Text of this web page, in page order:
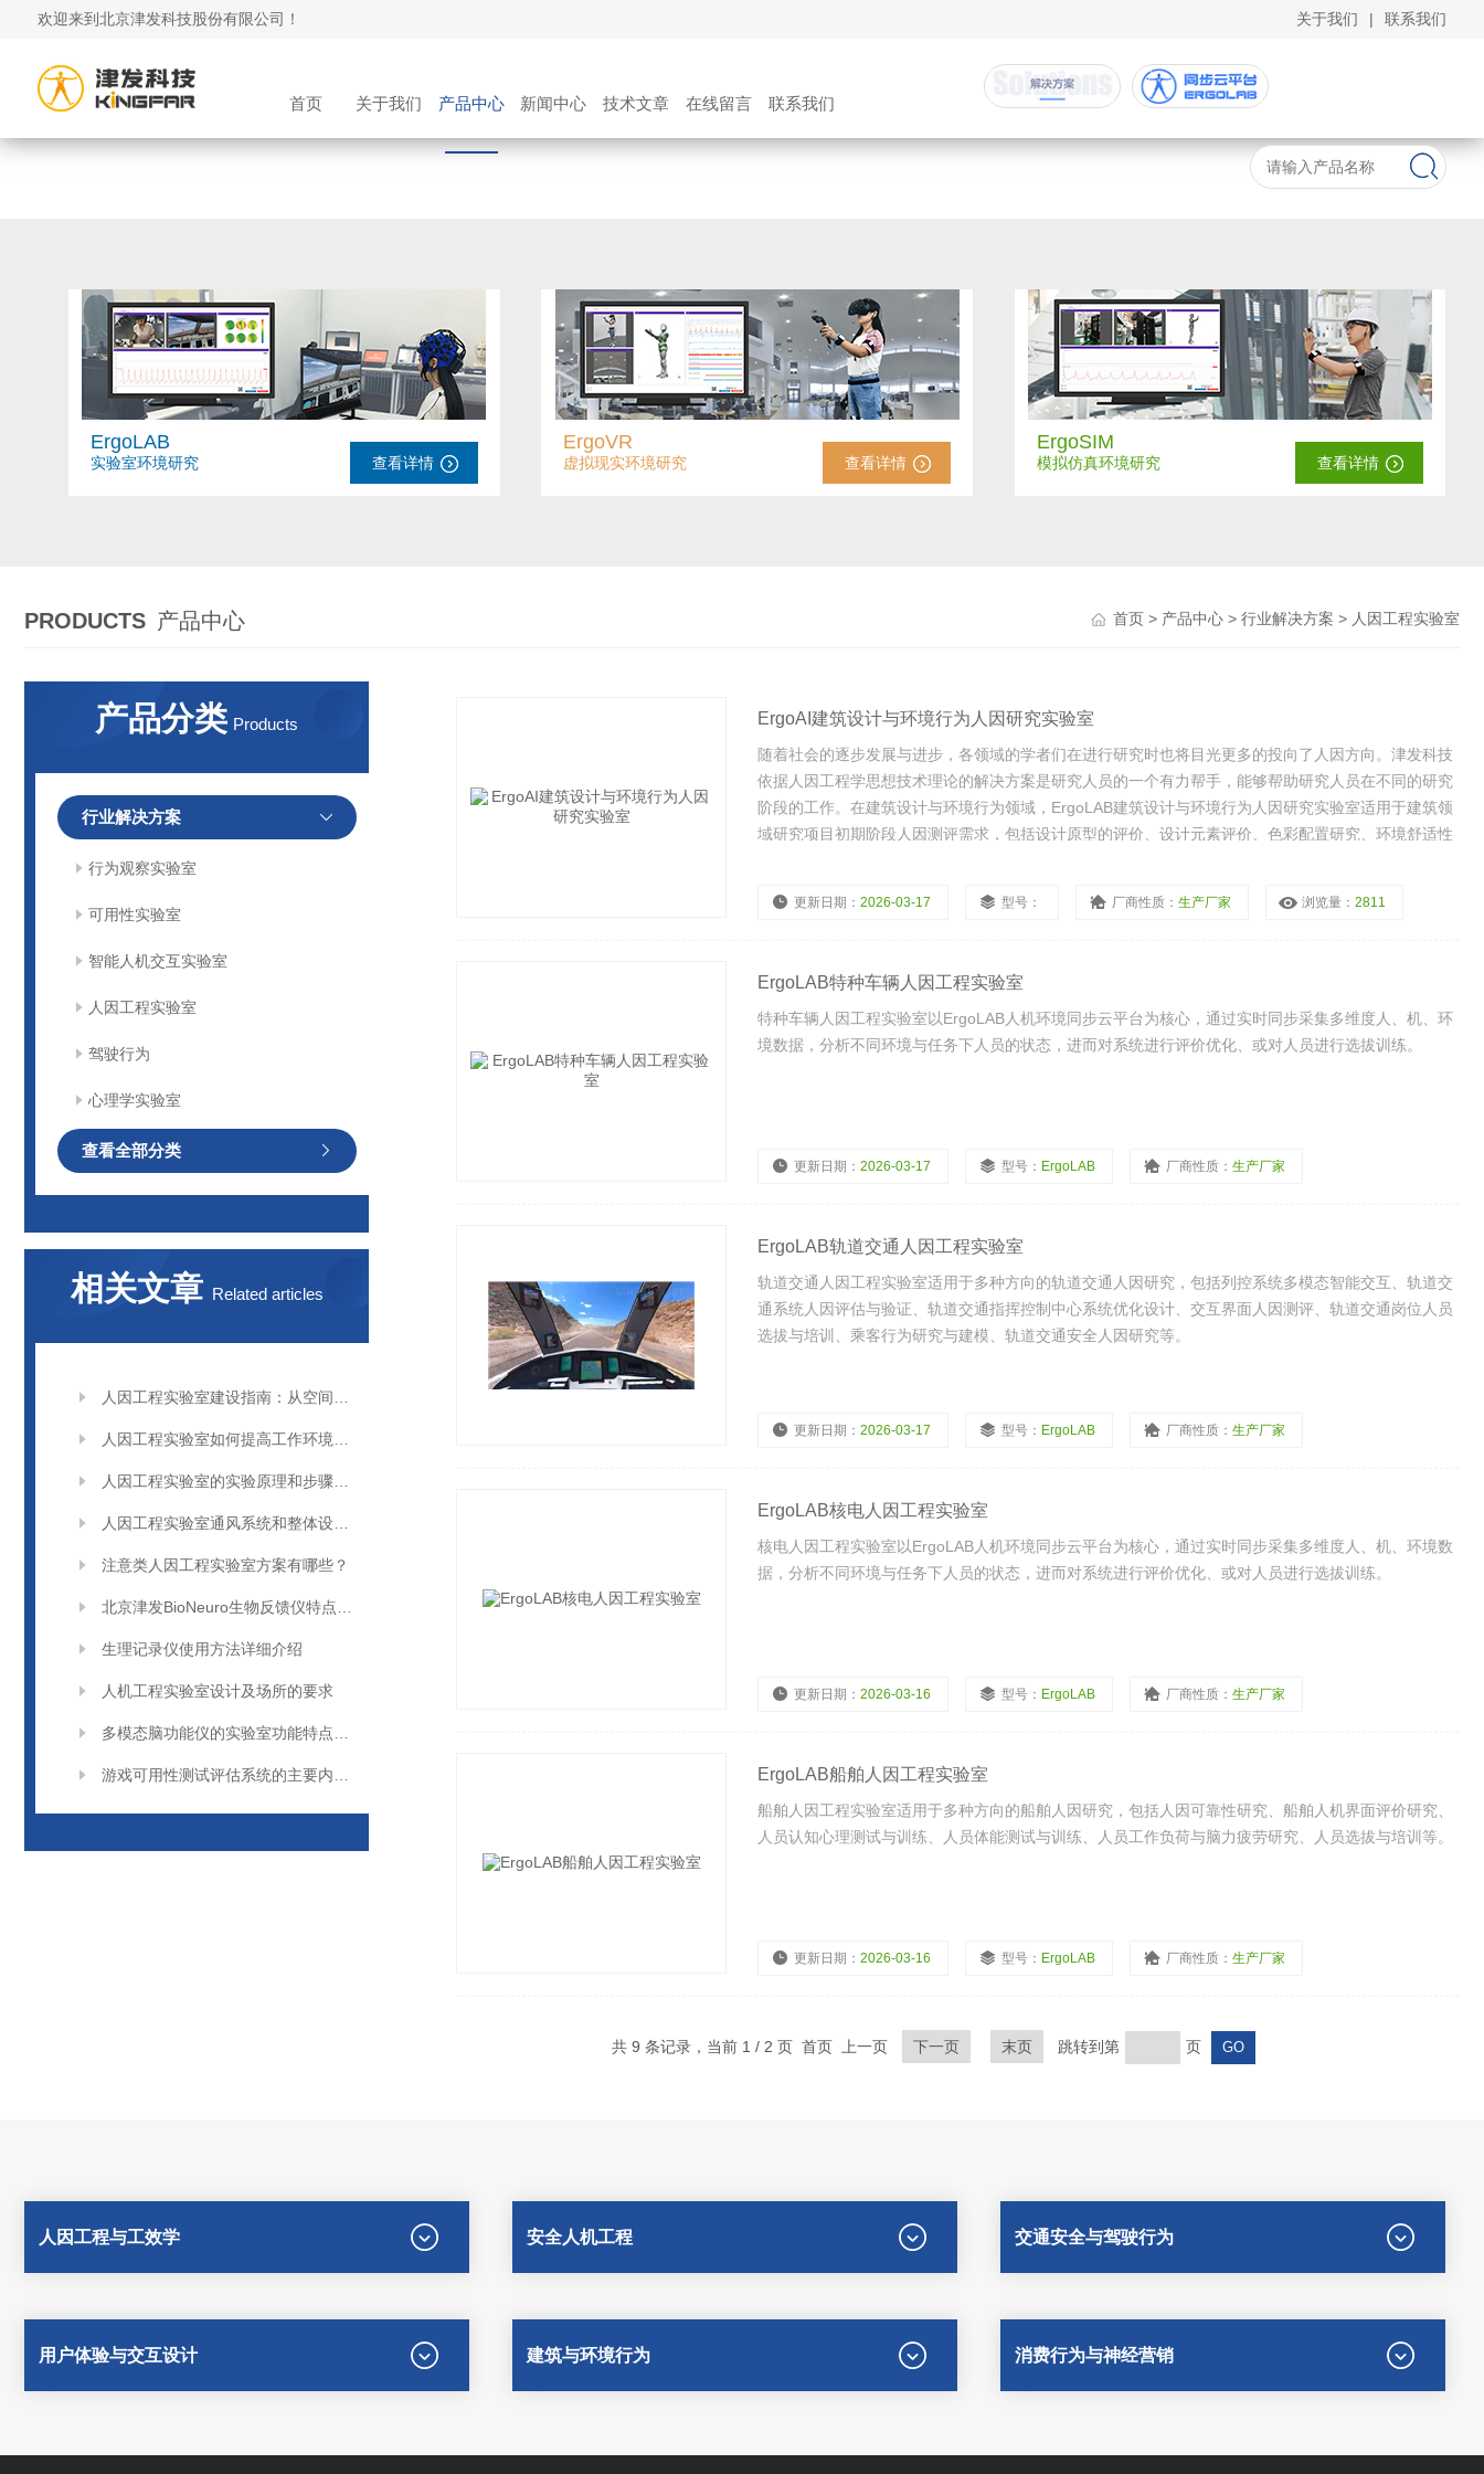
欢迎来到北京津发科技股份有限公司！ 关于我们 | 联系我们
首页 关于我们 产品中心 新闻中心 技术文章 在线留言 联系我们
ErgoLAB
实验室环境研究 查看详情
ErgoVR
虚拟现实环境研究 查看详情
ErgoSIM
模拟仿真环境研究 查看详情
PRODUCTS 产品中心 首页 > 产品中心 > 行业解决方案 > 人因工程实验室
产品分类 Products
行业解决方案
行为观察实验室
可用性实验室
智能人机交互实验室
人因工程实验室
驾驶行为
心理学实验室
查看全部分类
相关文章 Related articles
注意类人因工程实验室方案有哪些？
生理记录仪使用方法详细介绍
人机工程实验室设计及场所的要求
ErgoAI建筑设计与环境行为人因研究实验室
随着社会的逐步发展与进步，各领域的学者们在进行研究时也将目光更多的投向了人因方向。津发科技
依据人因工程学思想技术理论的解决方案是研究人员的一个有力帮手，能够帮助研究人员在不同的研究
阶段的工作。在建筑设计与环境行为领域，ErgoLAB建筑设计与环境行为人因研究实验室适用于建筑领
域研究项目初期阶段人因测评需求，包括设计原型的评价、设计元素评价、色彩配置研究、环境舒适性
更新日期： 2026-03-17 型号： 厂商性质： 生产厂家 浏览量： 2811
ErgoLAB特种车辆人因工程实验室
特种车辆人因工程实验室以ErgoLAB人机环境同步云平台为核心，通过实时同步采集多维度人、机、环
境数据，分析不同环境与任务下人员的状态，进而对系统进行评价优化、或对人员进行选拔训练。
更新日期： 2026-03-17 型号： ErgoLAB 厂商性质： 生产厂家
ErgoLAB轨道交通人因工程实验室
轨道交通人因工程实验室适用于多种方向的轨道交通人因研究，包括列控系统多模态智能交互、轨道交
通系统人因评估与验证、轨道交通指挥控制中心系统优化设计、交互界面人因测评、轨道交通岗位人员
选拔与培训、乘客行为研究与建模、轨道交通安全人因研究等。
更新日期： 2026-03-17 型号： ErgoLAB 厂商性质： 生产厂家
ErgoLAB核电人因工程实验室
核电人因工程实验室以ErgoLAB人机环境同步云平台为核心，通过实时同步采集多维度人、机、环境数
据，分析不同环境与任务下人员的状态，进而对系统进行评价优化、或对人员进行选拔训练。
更新日期： 2026-03-16 型号： ErgoLAB 厂商性质： 生产厂家
ErgoLAB船舶人因工程实验室
船舶人因工程实验室适用于多种方向的船舶人因研究，包括人因可靠性研究、船舶人机界面评价研究、
人员认知心理测试与训练、人员体能测试与训练、人员工作负荷与脑力疲劳研究、人员选拔与培训等。
更新日期： 2026-03-16 型号： ErgoLAB 厂商性质： 生产厂家
共 9 条记录，当前 1 / 2 页 首页 上一页 下一页 末页 跳转到第 页
人因工程与工效学 安全人机工程 交通安全与驾驶行为
用户体验与交互设计 建筑与环境行为 消费行为与神经营销